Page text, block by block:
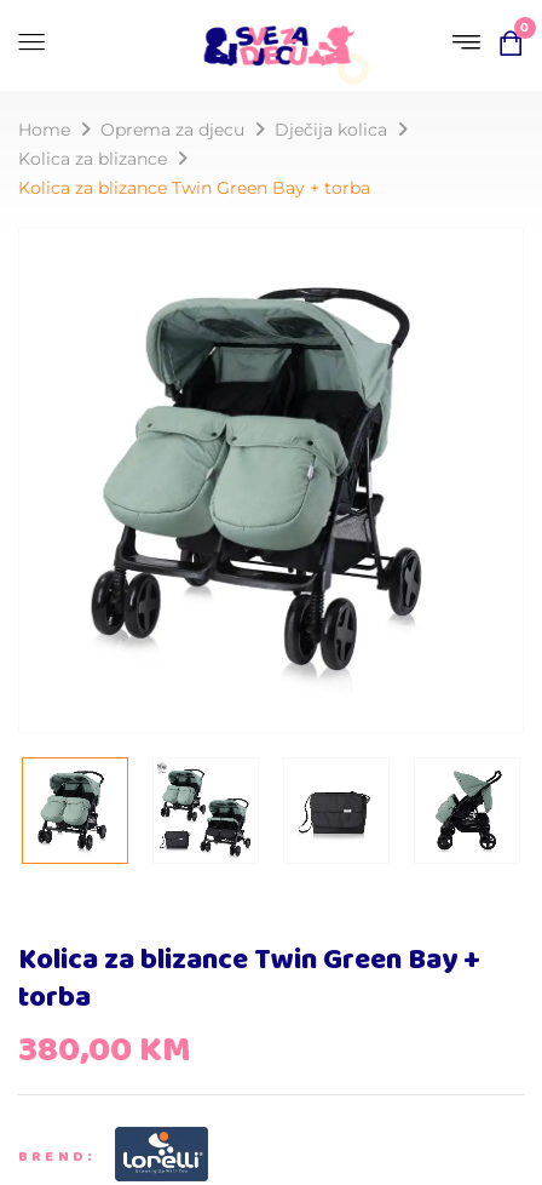
0
Home Oprema za djecu
Dječija kolica
Kolica za blizance
Kolica za blizance Twin Green Bay + torba
Kolica za blizance Twin Green Bay +
torba
380,00KM
BREND: